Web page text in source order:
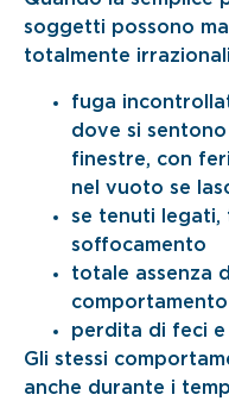
soggetti possono
totalmente
fuga
dove si
finestre, con
nel vuoto se
se tenuti legati,
soffocamento
totale assenza
comportamento
perdita di feci e
Gli stessi
anche durante i